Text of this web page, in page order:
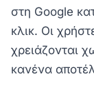
στη Google
κλικ. Οι
χρειάζονται
κανένα